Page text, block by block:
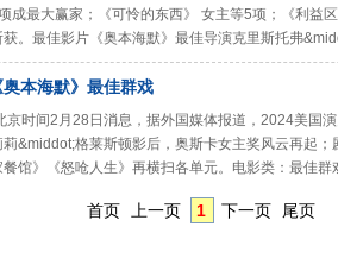
成最大赢家；《可怜的东西》 女主等5项；《利益
。最佳影片《奥本海默》最佳导演克里斯托弗
本海默》最佳群戏
京时间2月28日消息，据外国媒体报道，2024美国
&middot;格莱斯顿影后，奥斯卡女主奖风云再起
馆》《怒呛人生》再横扫各单元。电影类：最佳群
首页 上一页 1 下一页 尾页